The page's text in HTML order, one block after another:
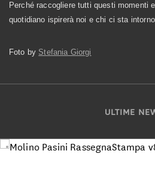
Perché raccogliere tutti questi momenti
quotidiano ispirerà noi e chi ci sta
Foto by Stefania Giorgi
ULTIME